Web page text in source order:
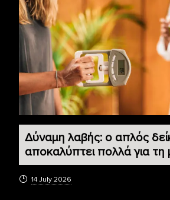
Δύναμη λαβής: ο απλός
αποκαλύπτει πολλά για τη
14 July 2026